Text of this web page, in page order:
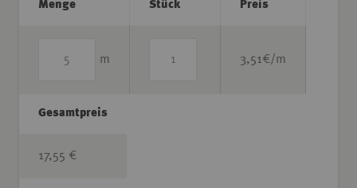
Menge
m
Stück Preis
3,51€/m
Gesamtpreis
17,55 €